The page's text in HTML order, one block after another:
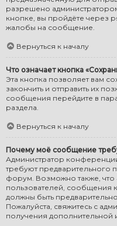
разрешено
кнопке, вы пройдёте через
жалобы на сообщение.
Вернуться к началу
Что означает кнопка
Эта кнопка позволяет вам
закончить и отправить их
сообщения перейдите в
раздела.
Вернуться к началу
Почему моё сообщение
Администратор
требуют предварительного
форум. Возможно также, что
пользователей, сообщения
должны быть
Пожалуйста, свяжитесь с
получения